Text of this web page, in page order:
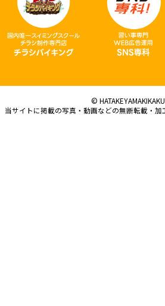
©
当サイトに掲載の写真・動画などの無断転載・